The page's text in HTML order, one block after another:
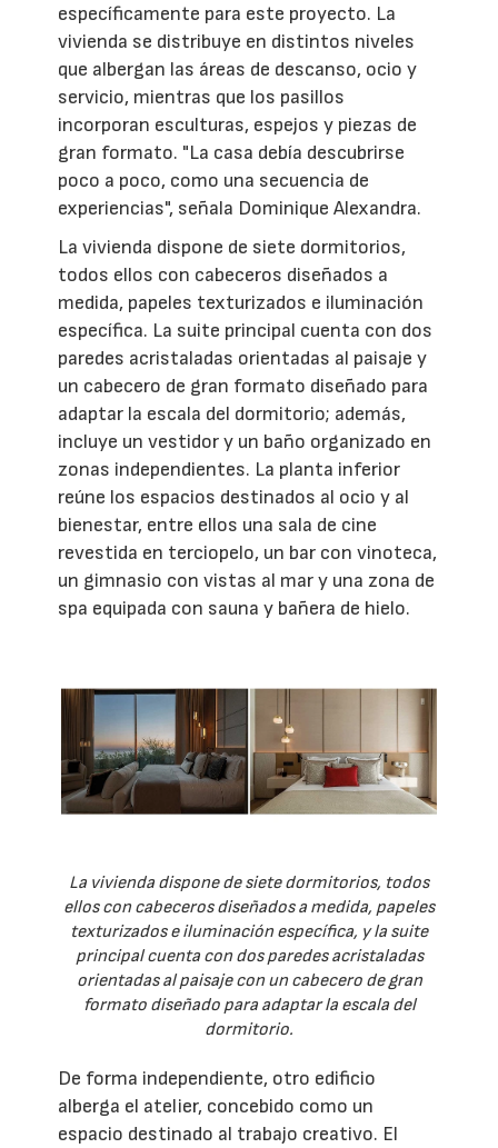
específicamente para este proyecto. La
vivienda se distribuye en distintos niveles
que albergan las áreas de descanso, ocio y
servicio, mientras que los pasillos
incorporan esculturas, espejos y piezas de
gran formato. "La casa debía descubrirse
poco a poco, como una secuencia de
experiencias", señala Dominique Alexandra.
La vivienda dispone de siete dormitorios,
todos ellos con cabeceros diseñados a
medida, papeles texturizados e iluminación
específica. La suite principal cuenta con dos
paredes acristaladas orientadas al paisaje y
un cabecero de gran formato diseñado para
adaptar la escala del dormitorio; además,
incluye un vestidor y un baño organizado en
zonas independientes. La planta inferior
reúne los espacios destinados al ocio y al
bienestar, entre ellos una sala de cine
revestida en terciopelo, un bar con vinoteca,
un gimnasio con vistas al mar y una zona de
spa equipada con sauna y bañera de hielo.
La vivienda dispone de siete dormitorios, todos
ellos con cabeceros diseñados a medida, papeles
texturizados e iluminación específica, y la suite
principal cuenta con dos paredes acristaladas
orientadas al paisaje con un cabecero de gran
formato diseñado para adaptar la escala del
dormitorio.
De forma independiente, otro edificio
alberga el atelier, concebido como un
espacio destinado al trabajo creativo. El